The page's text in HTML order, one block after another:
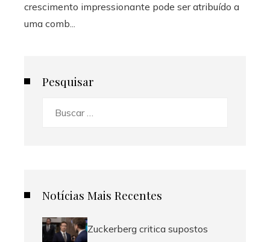
crescimento impressionante pode ser atribuído a
uma comb...
Pesquisar
Notícias Mais Recentes
Zuckerberg critica supostos